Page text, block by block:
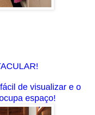
de visualizar e o
espaço!